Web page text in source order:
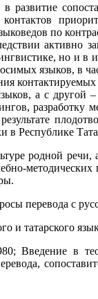
по
активно
но
языков,
а с другой
в Республике
родной
методических
перевода с
и татарского
Введение